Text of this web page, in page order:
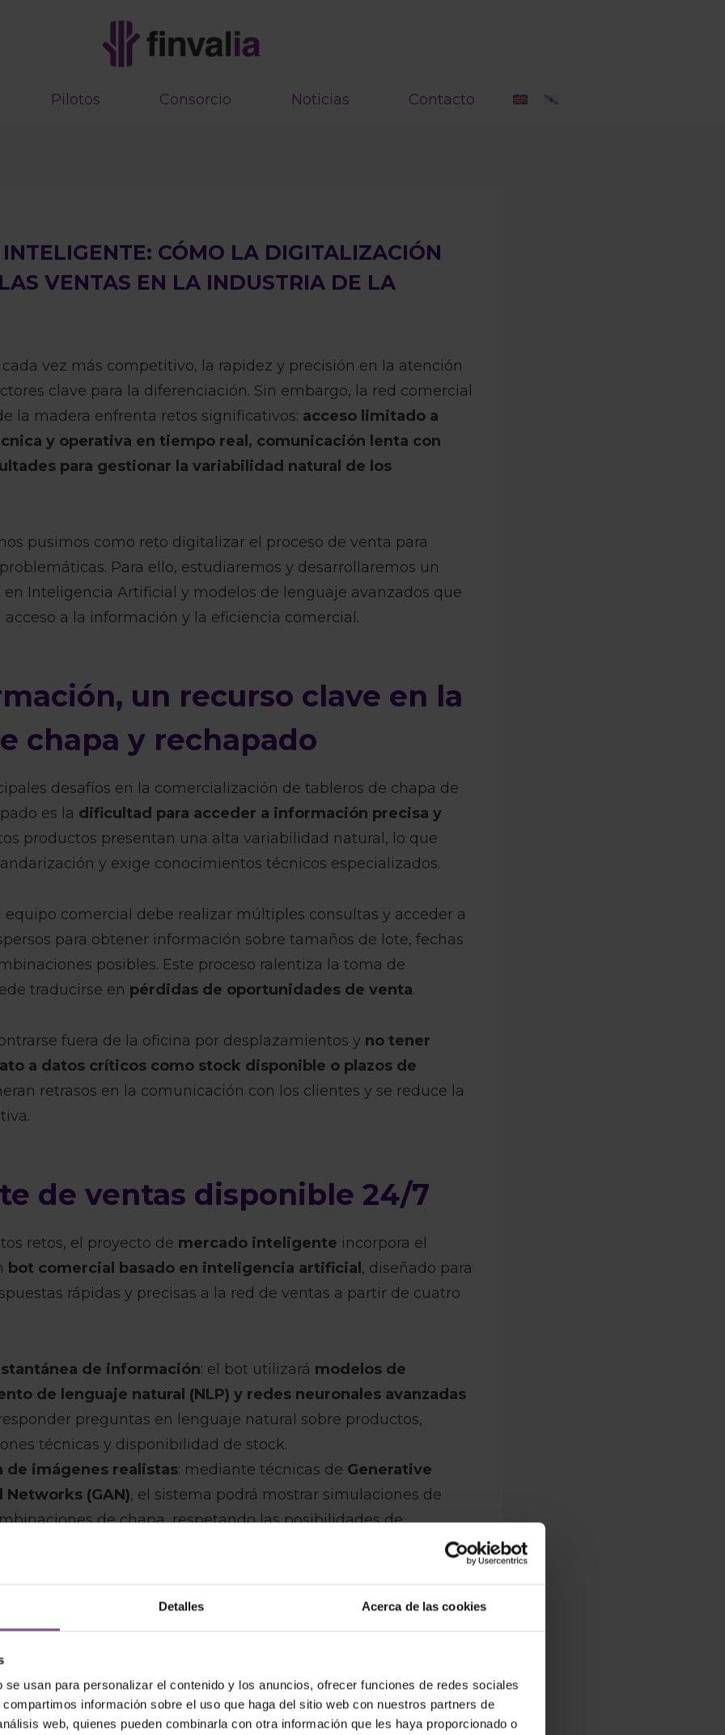
Detalles Acerca de las cookies
usan para personalizar el contenido y los anuncios, ofrecer funciones de redes sociales
información sobre el uso que haga del sitio web con nuestros partners de
web, quienes pueden combinarla con otra información que les haya proporcionado o
Pilotos Consorcio Noticias Contacto
CÓMO LA DIGITALIZACIÓN
VENTAS EN LA INDUSTRIA DE LA
vez más competitivo, la rapidez y precisión en la atención
clave para la diferenciación. Sin embargo, la red comercial
la madera enfrenta retos significativos: acceso limitado a
y operativa en tiempo real, comunicación lenta con
para gestionar la variabilidad natural de los
pusimos como reto digitalizar el proceso de venta para
Para ello, estudiaremos y desarrollaremos un
en Inteligencia Artificial y modelos de lenguaje avanzados que
acceso a la información y la eficiencia comercial.
un recurso clave en la
chapa y rechapado
desafíos en la comercialización de tableros de chapa de
es la dificultad para acceder a información precisa y
productos presentan una alta variabilidad natural, lo que
y exige conocimientos técnicos especializados.
comercial debe realizar múltiples consultas y acceder a
para obtener información sobre tamaños de lote, fechas
posibles. Este proceso ralentiza la toma de
traducirse en pérdidas de oportunidades de venta.
fuera de la oficina por desplazamientos y no tener
a datos críticos como stock disponible o plazos de
retrasos en la comunicación con los clientes y se reduce la
de ventas disponible 24/7
retos, el proyecto de mercado inteligente incorpora el
bot comercial basado en inteligencia artificial, diseñado para
rápidas y precisas a la red de ventas a partir de cuatro
de información: el bot utilizará modelos de
de lenguaje natural (NLP) y redes neuronales avanzadas
preguntas en lenguaje natural sobre productos,
técnicas y disponibilidad de stock.
de imágenes realistas: mediante técnicas de Generative
Networks (GAN), el sistema podrá mostrar simulaciones de
de chapa, respetando las posibilidades de
del proceso de ventas: al reducir la necesidad de múltiples
el sistema mejorará la experiencia del cliente,